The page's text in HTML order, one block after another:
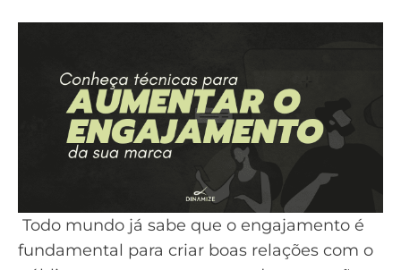
Todo mundo já sabe que o engajamento é
fundamental para criar boas relações com o